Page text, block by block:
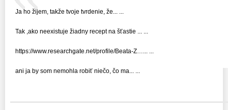
Ja ho žijem, takže tvoje tvrdenie, že... ...
Tak ,ako neexistuje žiadny recept na šťastie ... ...
https://www.researchgate.net/profile/Beata-Z…... ...
ani ja by som nemohla robiť niečo, čo ma... ...